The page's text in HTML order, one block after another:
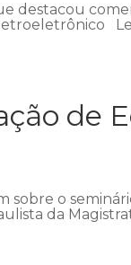
destacou
de
o
da